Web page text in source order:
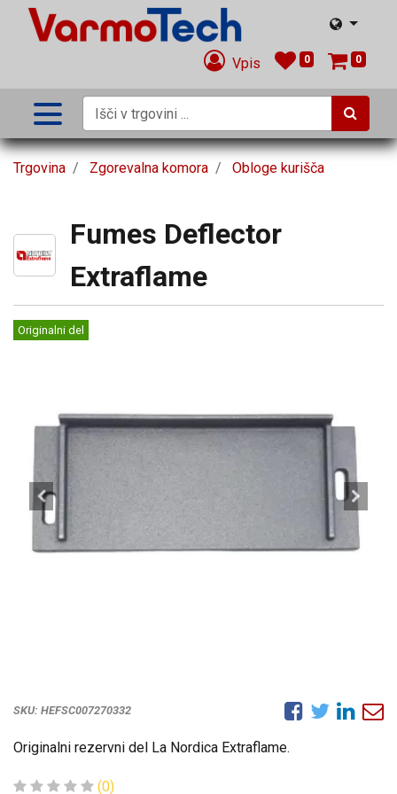
Vpis 0 0
Trgovina Zgorevalna komora Obloge kurišča
Fumes Deflector
Extraflame
Originalni del
SKU: HEFSC007270332
Originalni rezervni del La Nordica Extraflame.
(0)